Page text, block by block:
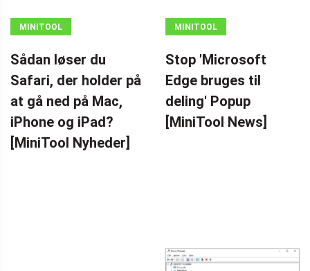
MINITOOL
Sådan løser du
Safari, der holder på
at gå ned på Mac,
iPhone og iPad?
[MiniTool Nyheder]
MINITOOL
Stop 'Microsoft
Edge bruges til
deling' Popup
[MiniTool News]